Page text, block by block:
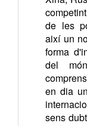
de les
així un
forma
del
en dia
sens